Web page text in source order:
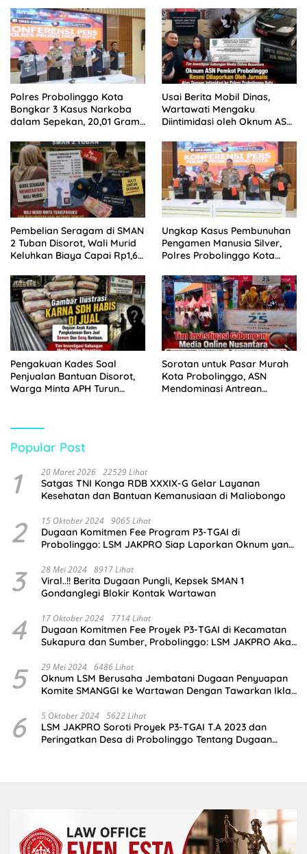
Polres Probolinggo Kota
Bongkar 3 Kasus Narkoba
dalam Sepekan, 20,01 Gram
Usai Berita Mobil Dinas,
Wartawati Mengaku
Diintimidasi oleh Oknum ASN
Tempuh Jalur Hukum
Pembelian Seragam di SMAN
2 Tuban Disorot, Wali Murid
Keluhkan Biaya Capai Rp1,6
Ungkap Kasus Pembunuhan
Pengamen Manusia Silver,
Polres Probolinggo Kota
Pengakuan Kades Soal
Penjualan Bantuan Disorot,
Warga Minta APH Turun
Sorotan untuk Pasar Murah
Kota Probolinggo, ASN
Mendominasi Antrean
Popular Post
1 20 Maret 2026 22529 Lihat
Satgas TNI Konga RDB XXXIX-G Gelar Layanan
Kesehatan dan Bantuan Kemanusiaan di Maliobongo
2 15 Oktober 2024 9065 Lihat
Dugaan Komitmen Fee Program P3-TGAI di
Probolinggo: LSM JAKPRO Siap Laporkan Oknum yang
3 28 Mei 2024 8917 Lihat
Viral..!! Berita Dugaan Pungli, Kepsek SMAN 1
Gondanglegi Blokir Kontak Wartawan
4 17 Oktober 2024 7714 Lihat
Dugaan Komitmen Fee Proyek P3-TGAI di Kecamatan
Sukapura dan Sumber, Probolinggo: LSM JAKPRO Akan
5 29 Mei 2024 6486 Lihat
Oknum LSM Berusaha Jembatani Dugaan Penyuapan
Komite SMANGGI ke Wartawan Dengan Tawarkan Iklan
6 5 Oktober 2024 5622 Lihat
LSM JAKPRO Soroti Proyek P3-TGAI T.A 2023 dan
Peringatkan Desa di Probolinggo Tentang Dugaan